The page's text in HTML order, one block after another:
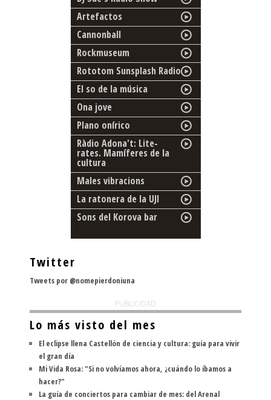
Artefactos
Cannonball
Rockmuseum
Rototom Sunsplash Radio
El so de la música
Ona jove
Plano onírico
Ràdio Adona't: Lite-
rates. Mamíferes de la
cultura
Males vibracions
La ratonera de la UJI
Sons del Korova bar
Twitter
Tweets por @nomepierdoniuna
PUBLICIDAD
Lo más visto del mes
El eclipse llena Castellón de ciencia y cultura: guía para vivir
el gran día
Mi Vida Rosa: "Si no volvíamos ahora, ¿cuándo lo íbamos a
hacer?"
La guía de conciertos para cambiar de mes: del Arenal